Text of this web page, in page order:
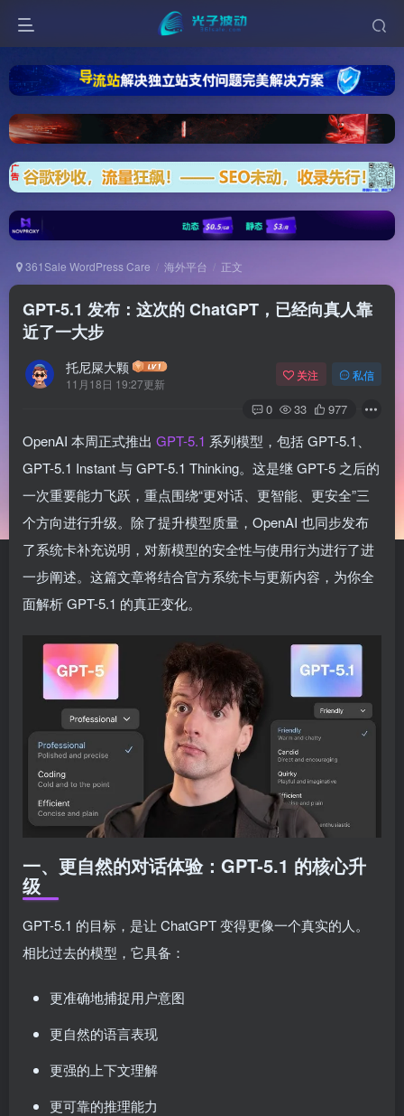
361Sale WordPress Care 海外平台 正文
GPT-5.1 发布：这次的 ChatGPT，已经向真人靠
近了一大步
托尼屎大颗
11月18日 19:27更新
关注 私信
0 33 977
OpenAI 本周正式推出 GPT-5.1 系列模型，包括 GPT-5.1、
GPT-5.1 Instant 与 GPT-5.1 Thinking。这是继 GPT-5 之后的
一次重要能力飞跃，重点围绕“更对话、更智能、更安全”三
个方向进行升级。除了提升模型质量，OpenAI 也同步发布
了系统卡补充说明，对新模型的安全性与使用行为进行了进
一步阐述。这篇文章将结合官方系统卡与更新内容，为你全
面解析 GPT-5.1 的真正变化。
一、更自然的对话体验：GPT-5.1 的核心升
级
GPT-5.1 的目标，是让 ChatGPT 变得更像一个真实的人。
相比过去的模型，它具备：
更准确地捕捉用户意图
更自然的语言表现
更强的上下文理解
更可靠的推理能力